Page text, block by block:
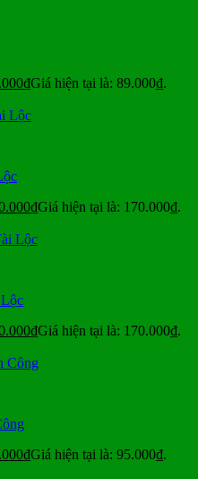
₫Giá hiện tại là: 89.000₫.
₫Giá hiện tại là: 170.000₫.
₫Giá hiện tại là: 170.000₫.
₫Giá hiện tại là: 95.000₫.